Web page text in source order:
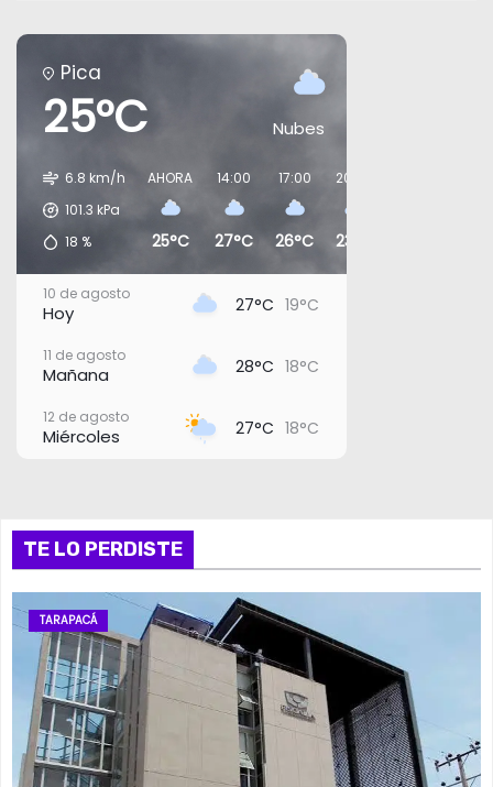
Pica
25°C Nubes
6.8 km/h
101.3 kPa
18 %
AHORA
25°C
14:00
27°C
17:00
26°C
20:00
23°C
10 de agosto
Hoy 27°C 19°C
11 de agosto
Mañana 28°C 18°C
12 de agosto
Miércoles 27°C 18°C
14 de agosto
Viernes
15 de agosto
Sábado 27°C 17°C
16 de agosto
Domingo 25°C 12°C
TE LO PERDISTE
TARAPACÁ